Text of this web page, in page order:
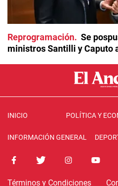
Reprogramación
Se
ministros Santilli y Caputo
INICIO POLÍTICA Y
INFORMACIÓN GENERAL
Términos y Condiciones